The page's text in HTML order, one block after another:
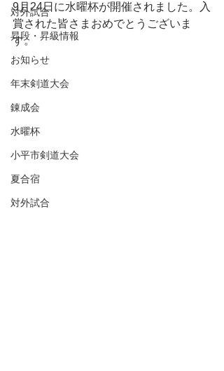
対外試合
昇段・昇級情報
お知らせ
年末剣道大会
錬成会
水曜杯
小平市剣道大会
夏合宿
対外試合
9月24日に水曜杯が開催されました。入
賞された皆さまおめでとうございま
す。